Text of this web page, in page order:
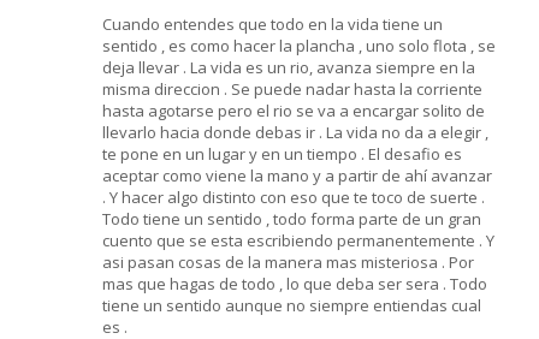
Cuando entendes que todo en la vida tiene un
sentido , es como hacer la plancha , uno solo flota , se
deja llevar . La vida es un rio, avanza siempre en la
misma direccion . Se puede nadar hasta la corriente
hasta agotarse pero el rio se va a encargar solito de
llevarlo hacia donde debas ir . La vida no da a elegir ,
te pone en un lugar y en un tiempo . El desafio es
aceptar como viene la mano y a partir de ahí avanzar
. Y hacer algo distinto con eso que te toco de suerte .
Todo tiene un sentido , todo forma parte de un gran
cuento que se esta escribiendo permanentemente . Y
asi pasan cosas de la manera mas misteriosa . Por
mas que hagas de todo , lo que deba ser sera . Todo
tiene un sentido aunque no siempre entiendas cual
es .